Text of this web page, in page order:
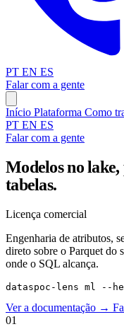
PT EN ES
Falar com a gente
Início Plataforma Como
PT EN ES
Falar com a gente
Modelos no
tabelas.
Licença comercial
Engenharia de atributos,
direto sobre o Parquet do
onde o SQL alcança.
dataspoc-lens ml --
Ver a documentação →
01